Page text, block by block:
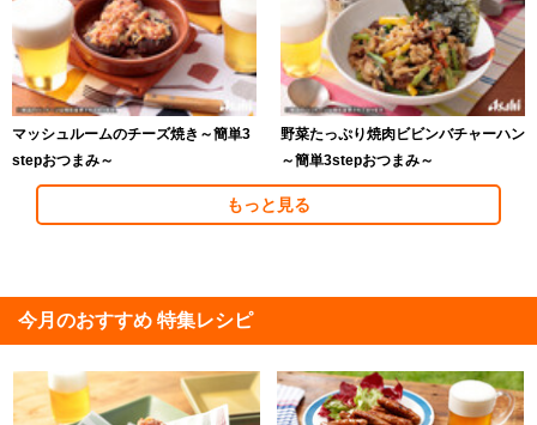
マッシュルームのチーズ焼き～簡単3
stepおつまみ～
野菜たっぷり焼肉ビビンバチャーハン
～簡単3stepおつまみ～
もっと見る
今月のおすすめ 特集レシピ